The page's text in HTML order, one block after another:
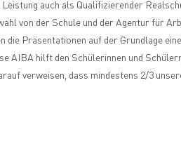
auch als Qualifizierender
von der Schule und der Agentur für
Präsentationen auf der Grundlage
AIBA hilft den Schülerinnen und
verweisen, dass mindestens 2/3